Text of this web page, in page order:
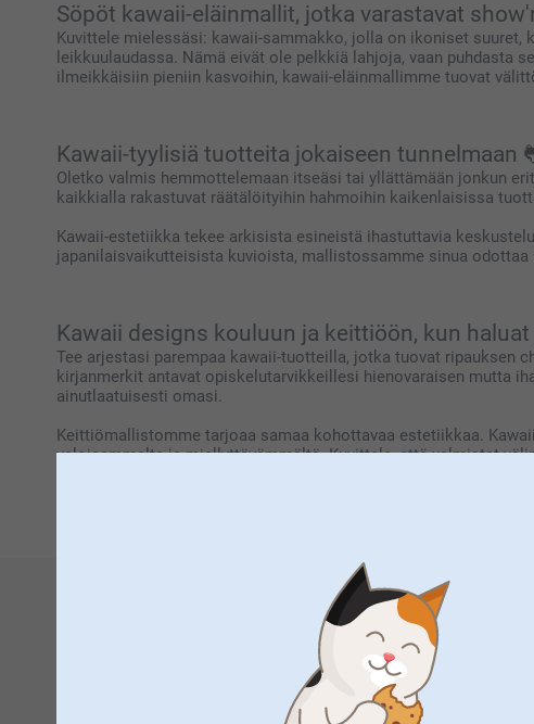
Söpöt kawaii-eläinmallit, jotka varastavat
Kuvittele mielessäsi: kawaii-sammakko, jolla on ikoniset
leikkuulaudassa. Nämä eivät ole pelkkiä lahjoja, vaan
ilmeikkäisiin pieniin kasvoihin, kawaii-eläinmallimme tuovat
Kawaii-tyylisiä tuotteita jokaiseen tunnelmaan
Oletko valmis hemmottelemaan itseäsi tai yllättämään jonkun
kaikkialla rakastuvat räätälöityihin hahmoihin kaikenlaisissa
Kawaii-estetiikka tekee arkisista esineistä ihastuttavia
japanilaisvaikutteisista kuvioista, mallistossamme sinua
Kawaii designs kouluun ja keittiöön, kun
Tee arjestasi parempaa kawaii-tuotteilla, jotka tuovat ripauksen
kirjanmerkit antavat opiskelutarvikkeillesi hienovaraisen mutta
ainutlaatuisesti omasi.
Keittiömallistomme tarjoaa samaa kohottavaa estetiikkaa.
valoisammalta ja miellyttävämmältä. Kuvittele, että valmistat
Nämä kawaii-tuotteet tuovat pirteyttä ja hyvää oloa mihin